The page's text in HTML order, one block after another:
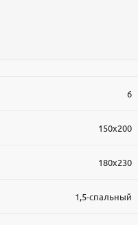
6
150x200
180x230
1,5-спальный